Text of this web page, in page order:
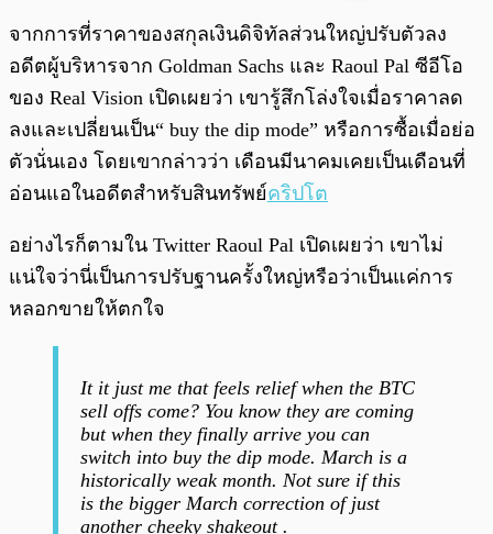
พร้อมเล่น 0:00 /
จากการที่ราคาของสกุลเงินดิจิทัลส่วนใหญ่ปรับตัวลง
อดีตผู้บริหารจาก Goldman Sachs และ Raoul Pal ซีอีโอ
ของ Real Vision เปิดเผยว่า เขารู้สึกโล่งใจเมื่อราคาลด
ลงและเปลี่ยนเป็น“ buy the dip mode” หรือการซื้อเมื่อย่อ
ตัวนั่นเอง โดยเขากล่าวว่า เดือนมีนาคมเคยเป็นเดือนที่
อ่อนแอในอดีตสำหรับสินทรัพย์คริปโต
อย่างไรก็ตามใน Twitter Raoul Pal เปิดเผยว่า เขาไม่
แน่ใจว่านี่เป็นการปรับฐานครั้งใหญ่หรือว่าเป็นแค่การ
หลอกขายให้ตกใจ
It it just me that feels relief when the BTC
sell offs come? You know they are coming
but when they finally arrive you can
switch into buy the dip mode. March is a
historically weak month. Not sure if this
is the bigger March correction of just
another cheeky shakeout .